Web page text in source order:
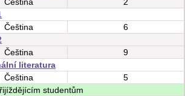
Čeština
2
Čeština
6
Čeština
9
literatura
Čeština
5
studentům